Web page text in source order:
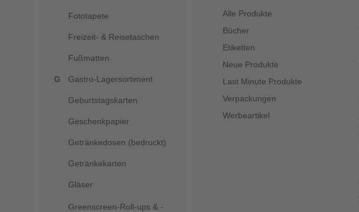
Fototapete
Freizeit- & Reisetaschen
Fußmatten
Gastro-Lagersortiment
Geburtstagskarten
Geschenkpapier
Getränkedosen (bedruckt)
Getränkekarten
Gläser
Greenscreen-Roll-ups & -
Alle Produkte
Bücher
Etiketten
Neue Produkte
Last Minute Produkte
Verpackungen
Werbeartikel